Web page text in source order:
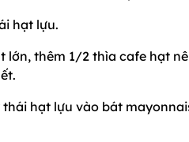
hạt lựu.
lớn, thêm 1/2 thìa cafe hạt
hạt lựu vào bát